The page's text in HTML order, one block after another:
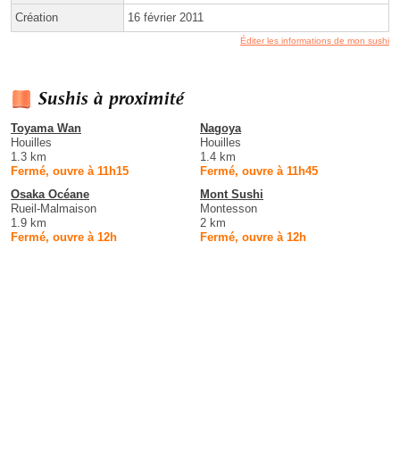
Création 16 février 2011
Éditer les informations de mon sushi
Sushis à proximité
Toyama Wan
Houilles
1.3 km
Fermé, ouvre à 11h15
Nagoya
Houilles
1.4 km
Fermé, ouvre à 11h45
Osaka Océane
Rueil-Malmaison
1.9 km
Fermé, ouvre à 12h
Mont Sushi
Montesson
2 km
Fermé, ouvre à 12h